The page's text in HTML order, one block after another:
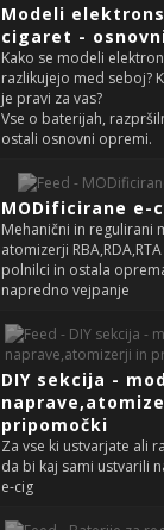
Modeli
cigaret -
Kako se modeli
razlikujejo med seboj?
je pravi za vas?
Vse o baterijah,
ostali osnovni opremi.
MODificirane e-
Mehanični in regulirani
atomizerji
polnilci in ostala
napredno vejpanje
DIY sekcija -
pripomočki
Za vse ki ustvarjate ali
da bi kaj sami ustvarili
e-cig